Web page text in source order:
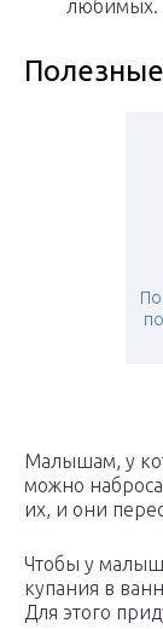
любимых.
Малышам, у
можно
их, и они
Чтобы у
купания в
Для этого